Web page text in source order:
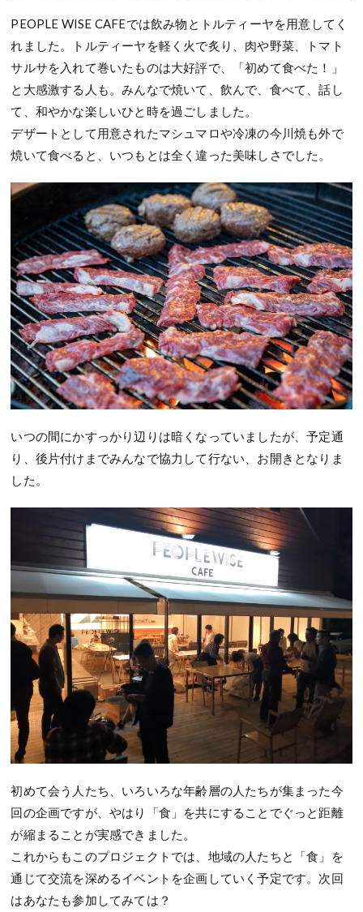
PEOPLE WISE CAFEでは飲み物とトルティーヤを用意してく
れました。トルティーヤを軽く火で炙り、肉や野菜、トマト
サルサを入れて巻いたものは大好評で、「初めて食べた！」
と大感激する人も。みんなで焼いて、飲んで、食べて、話し
て、和やかな楽しいひと時を過ごしました。
デザートとして用意されたマシュマロや冷凍の今川焼も外で
焼いて食べると、いつもとは全く違った美味しさでした。
いつの間にかすっかり辺りは暗くなっていましたが、予定通
り、後片付けまでみんなで協力して行ない、お開きとなりま
した。
初めて会う人たち、いろいろな年齢層の人たちが集まった今
回の企画ですが、やはり「食」を共にすることでぐっと距離
が縮まることが実感できました。
これからもこのプロジェクトでは、地域の人たちと「食」を
通じて交流を深めるイベントを企画していく予定です。次回
はあなたも参加してみては？